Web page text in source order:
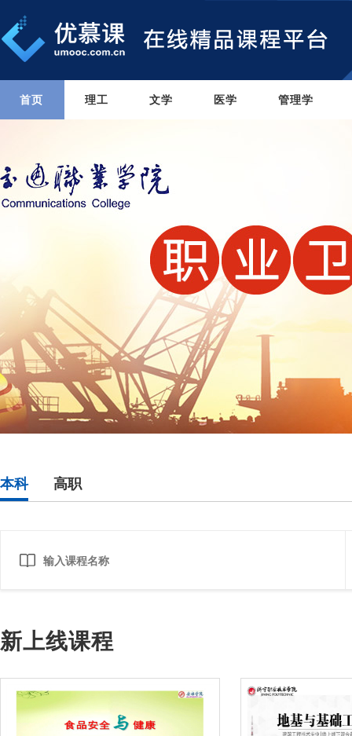
首页 理工 文学 医学 管理学
本科 高职
新上线课程